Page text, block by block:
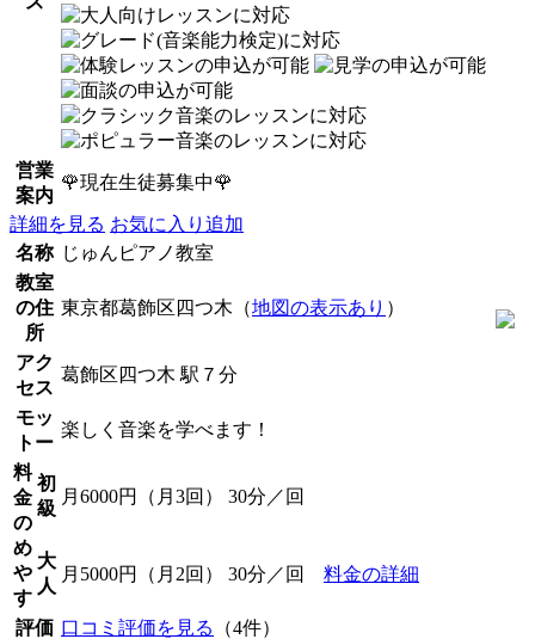
営業
案内
🌹現在生徒募集中🌹
詳細を見る お気に入り追加
名称 じゅんピアノ教室
教室
の住
所
東京都葛飾区四つ木（地図の表示あり ）
アク
セス
葛飾区四つ木 駅７分
モッ
トー
楽しく音楽を学べます！
料
金
の
め
や
す
初
級
月6000円（月3回） 30分／回
大
人
月5000円（月2回） 30分／回 料金の詳細
評価 口コミ評価を見る （4件）